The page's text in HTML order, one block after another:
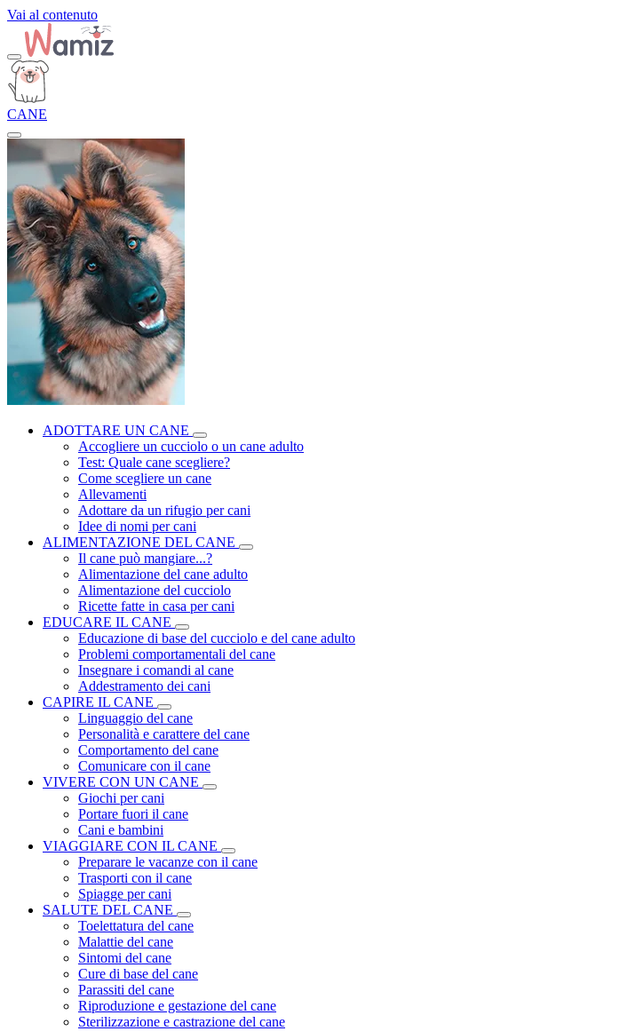
Vai al contenuto
CANE
ADOTTARE UN CANE
Accogliere un cucciolo o un cane adulto
Test: Quale cane scegliere?
Come scegliere un cane
Allevamenti
Adottare da un rifugio per cani
Idee di nomi per cani
ALIMENTAZIONE DEL CANE
Il cane può mangiare...?
Alimentazione del cane adulto
Alimentazione del cucciolo
Ricette fatte in casa per cani
EDUCARE IL CANE
Educazione di base del cucciolo e del cane adulto
Problemi comportamentali del cane
Insegnare i comandi al cane
Addestramento dei cani
CAPIRE IL CANE
Linguaggio del cane
Personalità e carattere del cane
Comportamento del cane
Comunicare con il cane
VIVERE CON UN CANE
Giochi per cani
Portare fuori il cane
Cani e bambini
VIAGGIARE CON IL CANE
Preparare le vacanze con il cane
Trasporti con il cane
Spiagge per cani
SALUTE DEL CANE
Toelettatura del cane
Malattie del cane
Sintomi del cane
Cure di base del cane
Parassiti del cane
Riproduzione e gestazione del cane
Sterilizzazione e castrazione del cane